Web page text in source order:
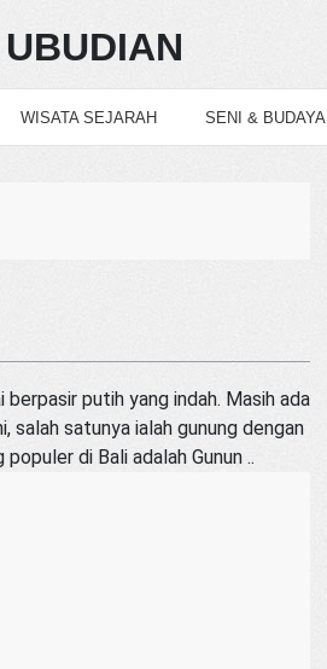
UBUDIAN
WISATA SEJARAH SENI & BUDAYA
putih yang indah. Masih ada
satunya ialah gunung dengan
di Bali adalah Gunun ..